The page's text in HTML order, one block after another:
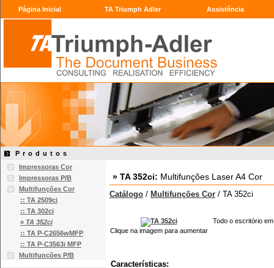
Página Inicial TA Triumph Adler Assistência
Produtos
Impressoras Cor
Impressoras P/B
Multifunções Cor
:: TA 2509ci
:: TA 302ci
» TA 352ci
:: TA P-C2656wMFP
:: TA P-C3563i MFP
Multifunções P/B
» TA 352ci: Multifunções Laser A4 Cor
Catálogo / Multifunções Cor / TA 352ci
Clique na imagem para aumentar
Todo o escritório
Características: